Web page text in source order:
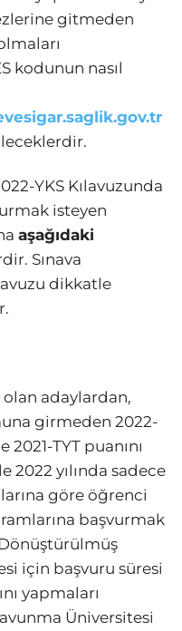
gitmeden
kodunun nasıl
YKS Kılavuzunda
isteyen
aşağıdaki
Sınava
dikkatle
olan adaylardan,
girmeden 2022-
TYT puanını
2022 yılında sadece
göre öğrenci
başvurmak
Dönüştürülmüş
için başvuru süresi
yapmaları
Üniversitesi